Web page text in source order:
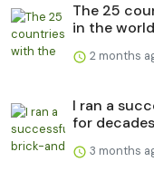
The 25
in the world
2 months
I ran a
for
3 months